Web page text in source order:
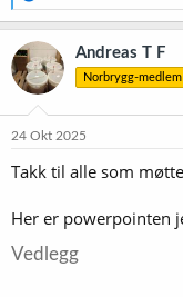
e
a
k
s
j
o
e
:
Andreas T F
Norbrygg-medlem
24 Okt 2025
Takk til alle som
Her er powerpointen
Vedlegg